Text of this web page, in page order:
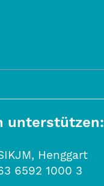
unterstützen:
Henggart
6592 1000 3